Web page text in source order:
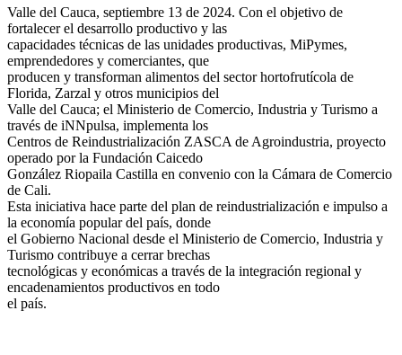
Valle del Cauca, septiembre 13 de 2024. Con el objetivo de
fortalecer el desarrollo productivo y las
capacidades técnicas de las unidades productivas, MiPymes,
emprendedores y comerciantes, que
producen y transforman alimentos del sector hortofrutícola de
Florida, Zarzal y otros municipios del
Valle del Cauca; el Ministerio de Comercio, Industria y Turismo a
través de iNNpulsa, implementa los
Centros de Reindustrialización ZASCA de Agroindustria, proyecto
operado por la Fundación Caicedo
González Riopaila Castilla en convenio con la Cámara de Comercio
de Cali.
Esta iniciativa hace parte del plan de reindustrialización e impulso a
la economía popular del país, donde
el Gobierno Nacional desde el Ministerio de Comercio, Industria y
Turismo contribuye a cerrar brechas
tecnológicas y económicas a través de la integración regional y
encadenamientos productivos en todo
el país.